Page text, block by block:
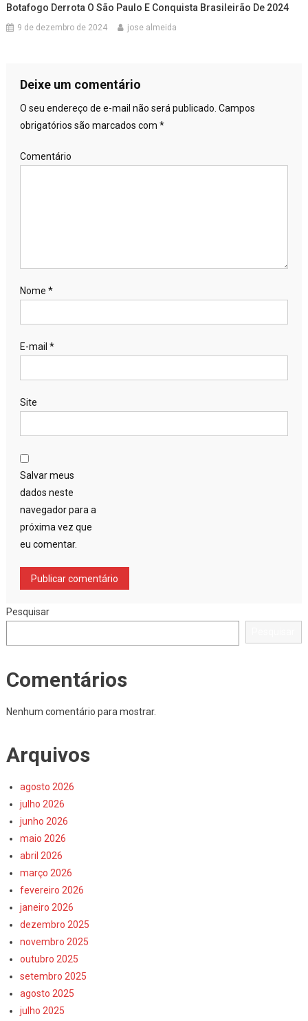
Botafogo Derrota O São Paulo E Conquista Brasileirão De 2024
9 de dezembro de 2024 jose almeida
Deixe um comentário
O seu endereço de e-mail não será publicado. Campos
obrigatórios são marcados com *
Comentário
Nome *
E-mail *
Site
Salvar meus
dados neste
navegador para a
próxima vez que
eu comentar.
Pesquisar
Comentários
Nenhum comentário para mostrar.
Arquivos
agosto 2026
julho 2026
junho 2026
maio 2026
abril 2026
março 2026
fevereiro 2026
janeiro 2026
dezembro 2025
novembro 2025
outubro 2025
setembro 2025
agosto 2025
julho 2025